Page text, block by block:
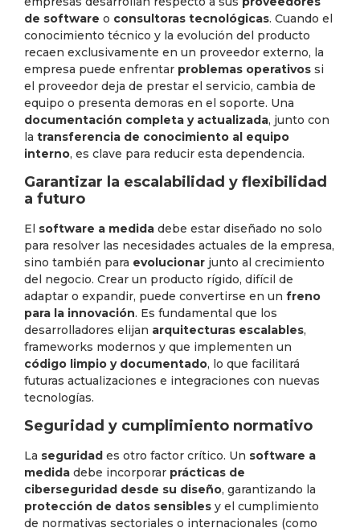
de software o consultoras tecnológicas. Cuando el
conocimiento técnico y la evolución del producto
recaen exclusivamente en un proveedor externo, la
empresa puede enfrentar problemas operativos si
el proveedor deja de prestar el servicio, cambia de
equipo o presenta demoras en el soporte. Una
documentación completa y actualizada, junto con
la transferencia de conocimiento al equipo
interno, es clave para reducir esta dependencia.
Garantizar la escalabilidad y flexibilidad
a futuro
El software a medida debe estar diseñado no solo
para resolver las necesidades actuales de la empresa,
sino también para evolucionar junto al crecimiento
del negocio. Crear un producto rígido, difícil de
adaptar o expandir, puede convertirse en un freno
para la innovación. Es fundamental que los
desarrolladores elijan arquitecturas escalables,
frameworks modernos y que implementen un
código limpio y documentado, lo que facilitará
futuras actualizaciones e integraciones con nuevas
tecnologías.
Seguridad y cumplimiento normativo
La seguridad es otro factor crítico. Un software a
medida debe incorporar prácticas de
ciberseguridad desde su diseño, garantizando la
protección de datos sensibles y el cumplimiento
de normativas sectoriales o internacionales (como